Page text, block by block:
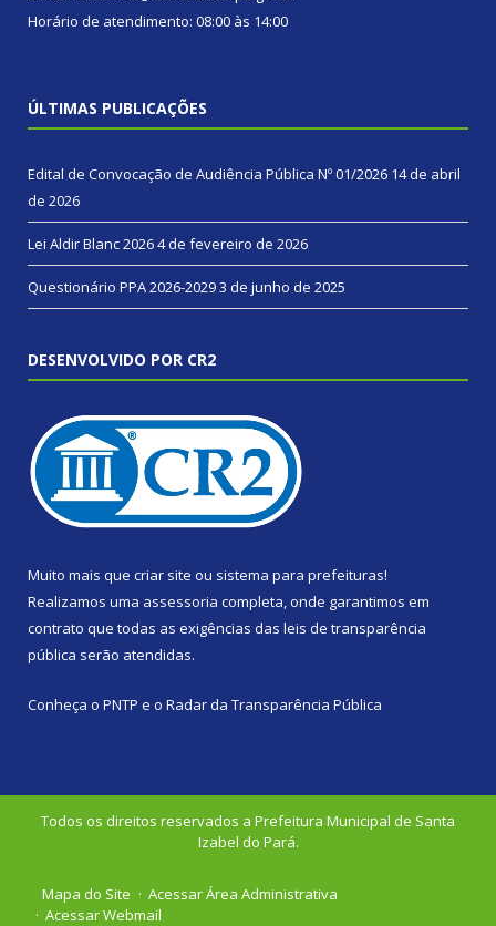
Horário de atendimento: 08:00 às 14:00
ÚLTIMAS PUBLICAÇÕES
Edital de Convocação de Audiência Pública Nº 01/2026 14 de abril
de 2026
Lei Aldir Blanc 20264 de fevereiro de 2026
Questionário PPA 2026-20293 de junho de 2025
DESENVOLVIDO POR CR2
Muito mais que criar site ou sistema para prefeituras!
Realizamos uma assessoria completa, onde garantimos em
contrato que todas as exigências das leis de transparência
pública serão atendidas.
Conheça o PNTP e o Radar da Transparência Pública
Todos os direitos reservados a Prefeitura Municipal de Santa
Izabel do Pará.
Mapa do Site
Acessar Área Administrativa
Acessar Webmail